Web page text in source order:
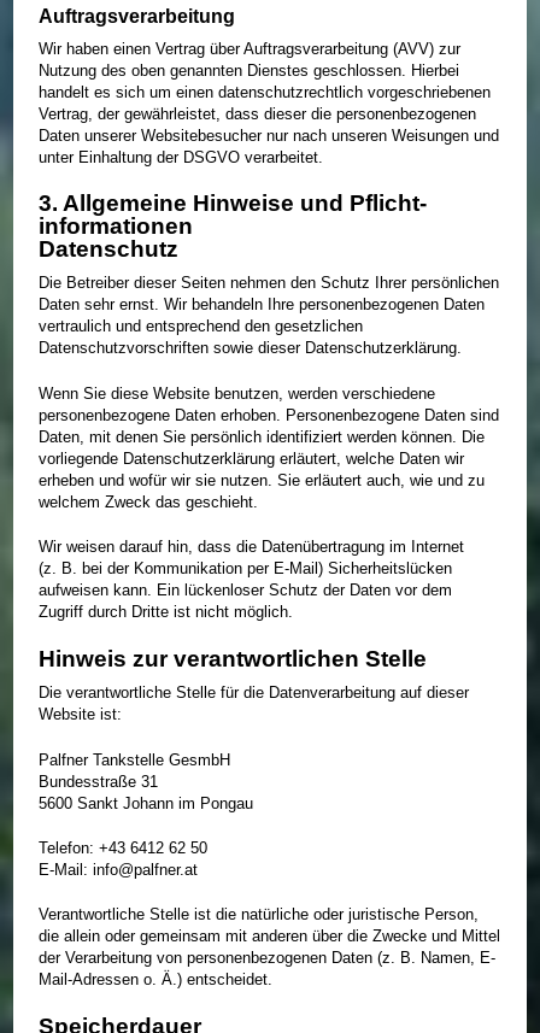
Auftragsverarbeitung
Wir haben einen Vertrag über Auftragsverarbeitung (AVV) zur
Nutzung des oben genannten Dienstes geschlossen. Hierbei
handelt es sich um einen datenschutzrechtlich vorgeschriebenen
Vertrag, der gewährleistet, dass dieser die personenbezogenen
Daten unserer Websitebesucher nur nach unseren Weisungen und
unter Einhaltung der DSGVO verarbeitet.
3. Allgemeine Hinweise und Pflicht­
informationen
Datenschutz
Die Betreiber dieser Seiten nehmen den Schutz Ihrer persönlichen
Daten sehr ernst. Wir behandeln Ihre personenbezogenen Daten
vertraulich und entsprechend den gesetzlichen
Datenschutzvorschriften sowie dieser Datenschutzerklärung.
Wenn Sie diese Website benutzen, werden verschiedene
personenbezogene Daten erhoben. Personenbezogene Daten sind
Daten, mit denen Sie persönlich identifiziert werden können. Die
vorliegende Datenschutzerklärung erläutert, welche Daten wir
erheben und wofür wir sie nutzen. Sie erläutert auch, wie und zu
welchem Zweck das geschieht.
Wir weisen darauf hin, dass die Datenübertragung im Internet
(z. B. bei der Kommunikation per E-Mail) Sicherheitslücken
aufweisen kann. Ein lückenloser Schutz der Daten vor dem
Zugriff durch Dritte ist nicht möglich.
Hinweis zur verantwortlichen Stelle
Die verantwortliche Stelle für die Datenverarbeitung auf dieser
Website ist:
Palfner Tankstelle GesmbH
Bundesstraße 31
5600 Sankt Johann im Pongau
Telefon: +43 6412 62 50
E-Mail: info@palfner.at
Verantwortliche Stelle ist die natürliche oder juristische Person,
die allein oder gemeinsam mit anderen über die Zwecke und Mittel
der Verarbeitung von personenbezogenen Daten (z. B. Namen, E-
Mail-Adressen o. Ä.) entscheidet.
Speicherdauer